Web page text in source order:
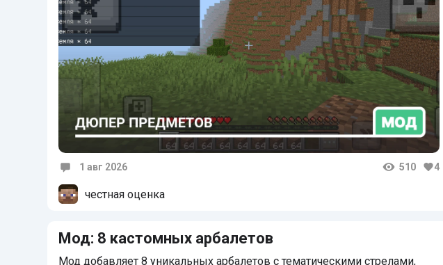
1 авг 2026 510 4
честная оценка
Мод: 8 кастомных арбалетов
Мод добавляет 8 уникальных арбалетов с тематическими стрелами,